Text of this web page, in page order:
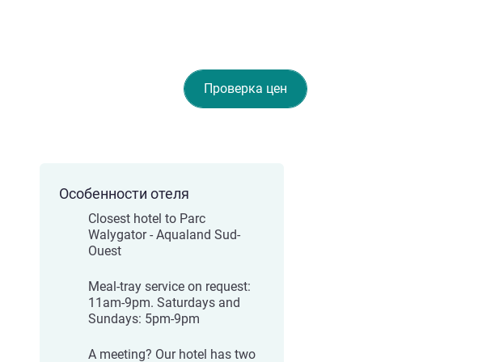
Проверка цен
Особенности отеля
Closest hotel to Parc
Walygator - Aqualand Sud-
Ouest
Meal-tray service on request:
11am-9pm. Saturdays and
Sundays: 5pm-9pm
A meeting? Our hotel has two